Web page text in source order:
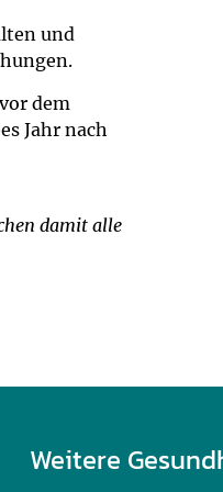
und
dem
Jahr nach
damit alle
Weitere